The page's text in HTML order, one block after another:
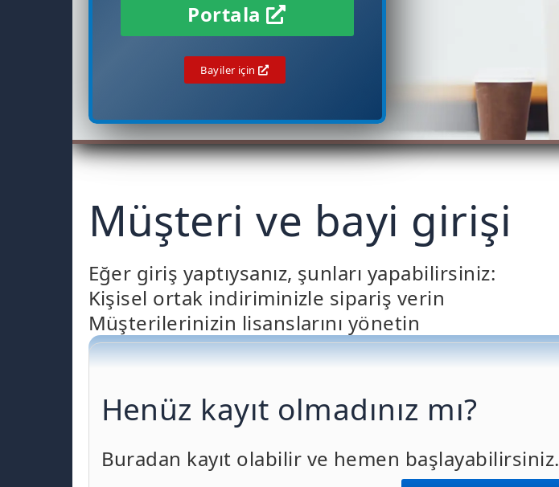
Portala
Bayiler için
Müşteri ve bayi girişi
Eğer giriş yaptıysanız, şunları yapabilirsiniz:
Kişisel ortak indiriminizle sipariş verin
Müşterilerinizin lisanslarını yönetin
Henüz kayıt olmadınız mı?
Buradan kayıt olabilir ve hemen başlayabilirsiniz.